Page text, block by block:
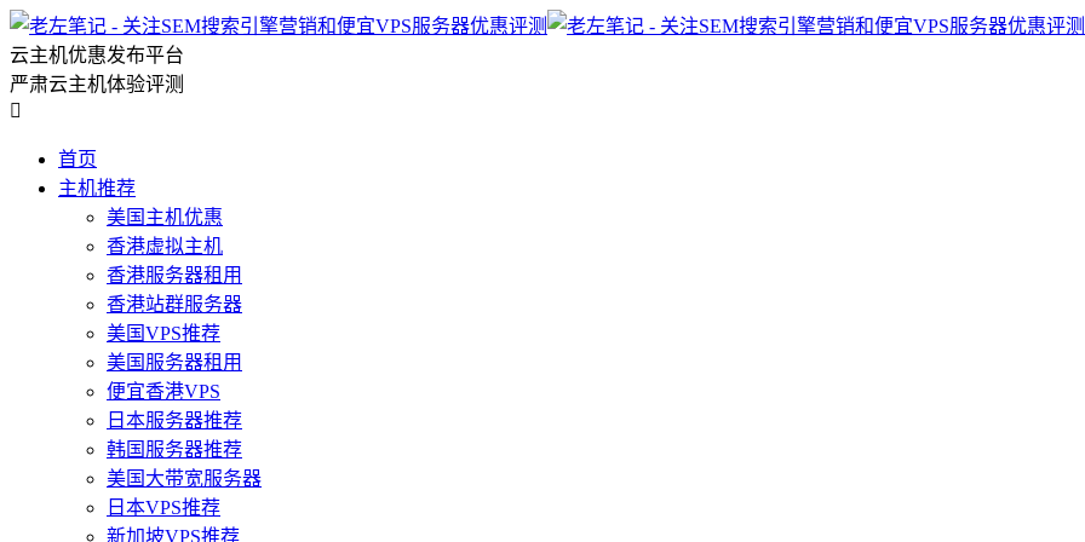
云主机优惠发布平台
严肃云主机体验评测

首页
主机推荐
美国主机优惠
香港虚拟主机
香港服务器租用
香港站群服务器
美国VPS推荐
美国服务器租用
便宜香港VPS
日本服务器推荐
韩国服务器推荐
美国大带宽服务器
日本VPS推荐
新加坡VPS推荐